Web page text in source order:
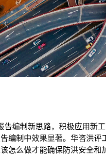
告编制新思路，积极应用新
编制中效果显著。华咨洪
怎么做才能确保防洪安全